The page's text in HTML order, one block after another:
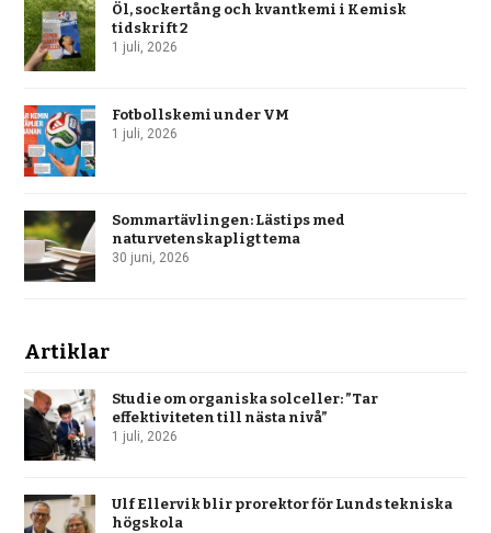
Öl, sockertång och kvantkemi i Kemisk
tidskrift 2
1 juli, 2026
Fotbollskemi under VM
1 juli, 2026
Sommartävlingen: Lästips med
naturvetenskapligt tema
30 juni, 2026
Artiklar
Studie om organiska solceller: ”Tar
effektiviteten till nästa nivå”
1 juli, 2026
Ulf Ellervik blir prorektor för Lunds tekniska
högskola